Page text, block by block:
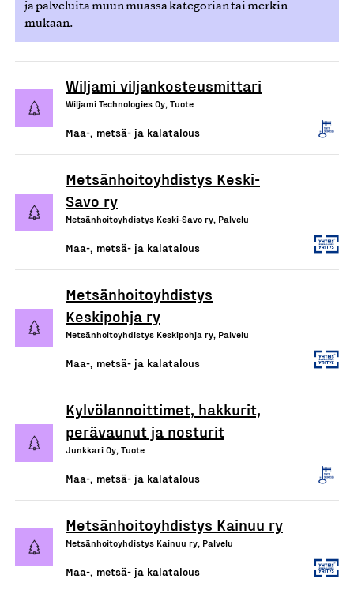
ja palveluita muun muassa kategorian tai merkin
mukaan.
Wiljami viljankosteusmittari
Wiljami Technologies Oy, Tuote
Maa-, metsä- ja kalatalous
Metsänhoitoyhdistys Keski-
Savo ry
Metsänhoitoyhdistys Keski-Savo ry, Palvelu
Maa-, metsä- ja kalatalous
Metsänhoitoyhdistys
Keskipohja ry
Metsänhoitoyhdistys Keskipohja ry, Palvelu
Maa-, metsä- ja kalatalous
Kylvölannoittimet, hakkurit,
perävaunut ja nosturit
Junkkari Oy, Tuote
Maa-, metsä- ja kalatalous
Metsänhoitoyhdistys Kainuu ry
Metsänhoitoyhdistys Kainuu ry, Palvelu
Maa-, metsä- ja kalatalous